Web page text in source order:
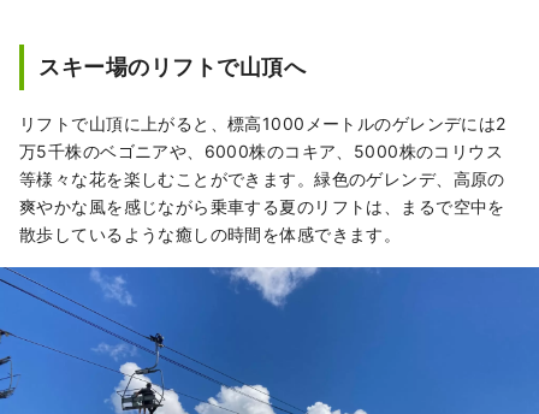
ィング体験も行っています。7月～10月のグリ
ーンシーズンは花畑や山の絶景が楽しめ、ジ
などのアクティビティもお楽しみいただけま
す。飛騨高山や世界遺産の白川郷へは車で約
１時間の立地になります。
スキー場のリフトで山頂へ
リフトで山頂に上がると、標高1000メートルのゲレンデには2
万5千株のベゴニアや、6000株のコキア、5000株のコリウス
等様々な花を楽しむことができます。緑色のゲレンデ、高原の
爽やかな風を感じながら乗車する夏のリフトは、まるで空中を
散歩しているような癒しの時間を体感できます。